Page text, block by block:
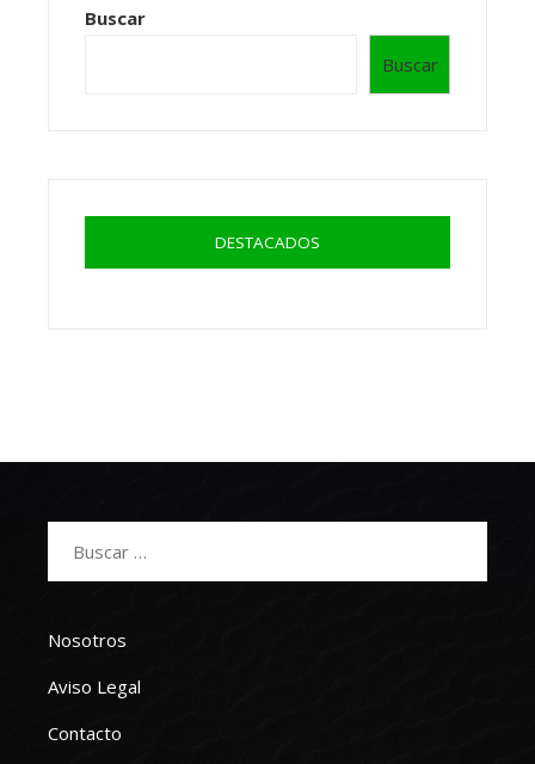
Buscar
Buscar
DESTACADOS
Nosotros
Aviso Legal
Contacto